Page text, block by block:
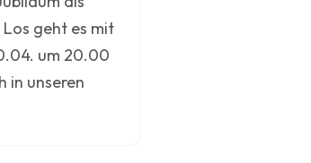
geht es mit
um 20.00
in unseren